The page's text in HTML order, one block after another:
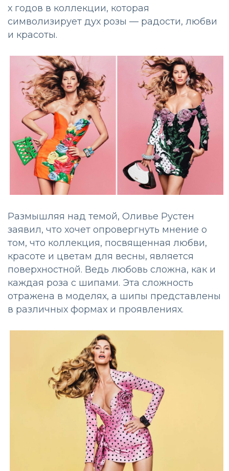
х годов в коллекции, которая
символизирует дух розы — радости, любви
и красоты.
Размышляя над темой, Оливье Рустен
заявил, что хочет опровергнуть мнение о
том, что коллекция, посвященная любви,
красоте и цветам для весны, является
поверхностной. Ведь любовь сложна, как и
каждая роза с шипами. Эта сложность
отражена в моделях, а шипы представлены
в различных формах и проявлениях.